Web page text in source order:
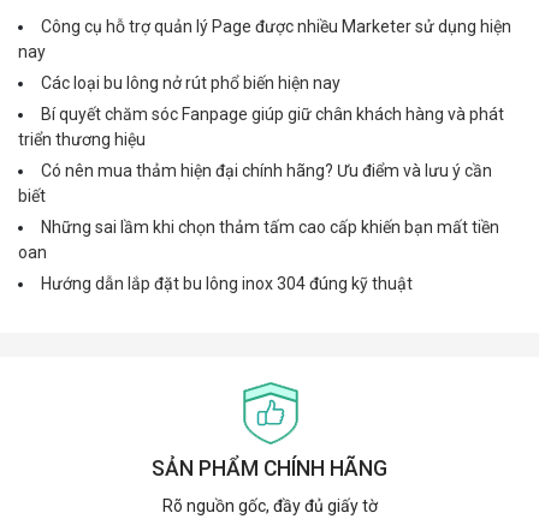
Công cụ hỗ trợ quản lý Page được nhiều Marketer sử dụng hiện
nay
Các loại bu lông nở rút phổ biến hiện nay
Bí quyết chăm sóc Fanpage giúp giữ chân khách hàng và phát
triển thương hiệu
Có nên mua thảm hiện đại chính hãng? Ưu điểm và lưu ý cần
biết
Những sai lầm khi chọn thảm tấm cao cấp khiến bạn mất tiền
oan
Hướng dẫn lắp đặt bu lông inox 304 đúng kỹ thuật
SẢN PHẨM CHÍNH HÃNG
Rõ nguồn gốc, đầy đủ giấy tờ